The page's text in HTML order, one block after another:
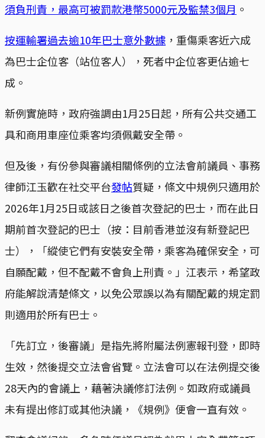
須負刑責，最高可被罰款港幣5000元及監禁3個月 。
按運輸署過去逾10年巴士意外數據 ，重傷乘客近六成
為巴士企位客（站位客人），死者中企位客更佔逾七
成。
新例實施時，政府強調由1月25日起，所有公共交通工
具和商用車座位乘客均須佩戴安全帶。
但及後，有份參與審議相關條例的立法會前議員、事務
律師江玉歡在社交平台發帖質疑，條文中規例只適用於
2026年1月25日或該日之後首次登記的巴士，而在此日
期前首次登記的巴士（按：目前香港並沒有新登記巴
士），「縱使它們有安裝安全帶，乘客為確保安全，可
自願配戴，但不配戴不會負上刑責。」江表示，希望政
府能解說清楚條文，以免公眾誤以為有關配戴的規定罰
則適用於所有巴士。
「先訂立，後審議」是指先將附屬法例憲報刊登，即時
生效，然後提交立法會省覽。立法會可以在法例提交後
28天內的會議上，藉著決議修訂法例。如政府或議員
未有提出修訂或其他決議，《規例》便會一直有效。